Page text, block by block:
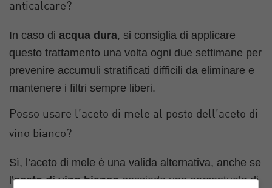
anticalcare?
In caso di acqua dura, si consiglia di applicare
questo trattamento una volta ogni due settimane per
prevenire accumuli stratificati difficili da eliminare e
mantenere i filtri sempre liberi.
Posso usare l’aceto di mele al posto dell’aceto di
vino bianco?
Sì, l’aceto di mele è una valida alternativa, anche se
l’aceto di vino biancopossiede una percentuale di